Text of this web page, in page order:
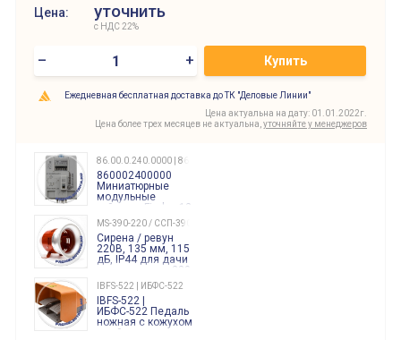
Цена: уточнить
с НДС 22%
– + Купить
Ежедневная бесплатная доставка до ТК "Деловые Линии"
Цена актуальна на дату: 01.01.2022г.
Цена более трех месяцев не актуальна, уточняйте у менеджеров
86.00.0.240.0000 | 860002400000
860002400000
Миниатюрные
модульные
таймеры Finder, 12-
240 Вольт AC/DC
Finder
86.00.0.240.0000
MS-390-220 / ССП-390 220В
Сирена / ревун
220В, 135 мм, 115
дБ, IP44 для дачи
производства 220
Вольт звук ситены
"пожарная
тревога"
IBFS-522 | ИБФС-522
IBFS-522 |
ИБФС-522 Педаль
ножная с кожухом
двойная,